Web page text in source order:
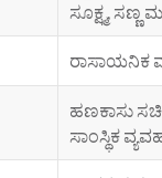
ಸೂಕ್ಷ್ಮ,
ರಾಸಾಯನಿಕ
ಹಣಕಾಸು
ಸಾಂಸ್ಥಿಕ